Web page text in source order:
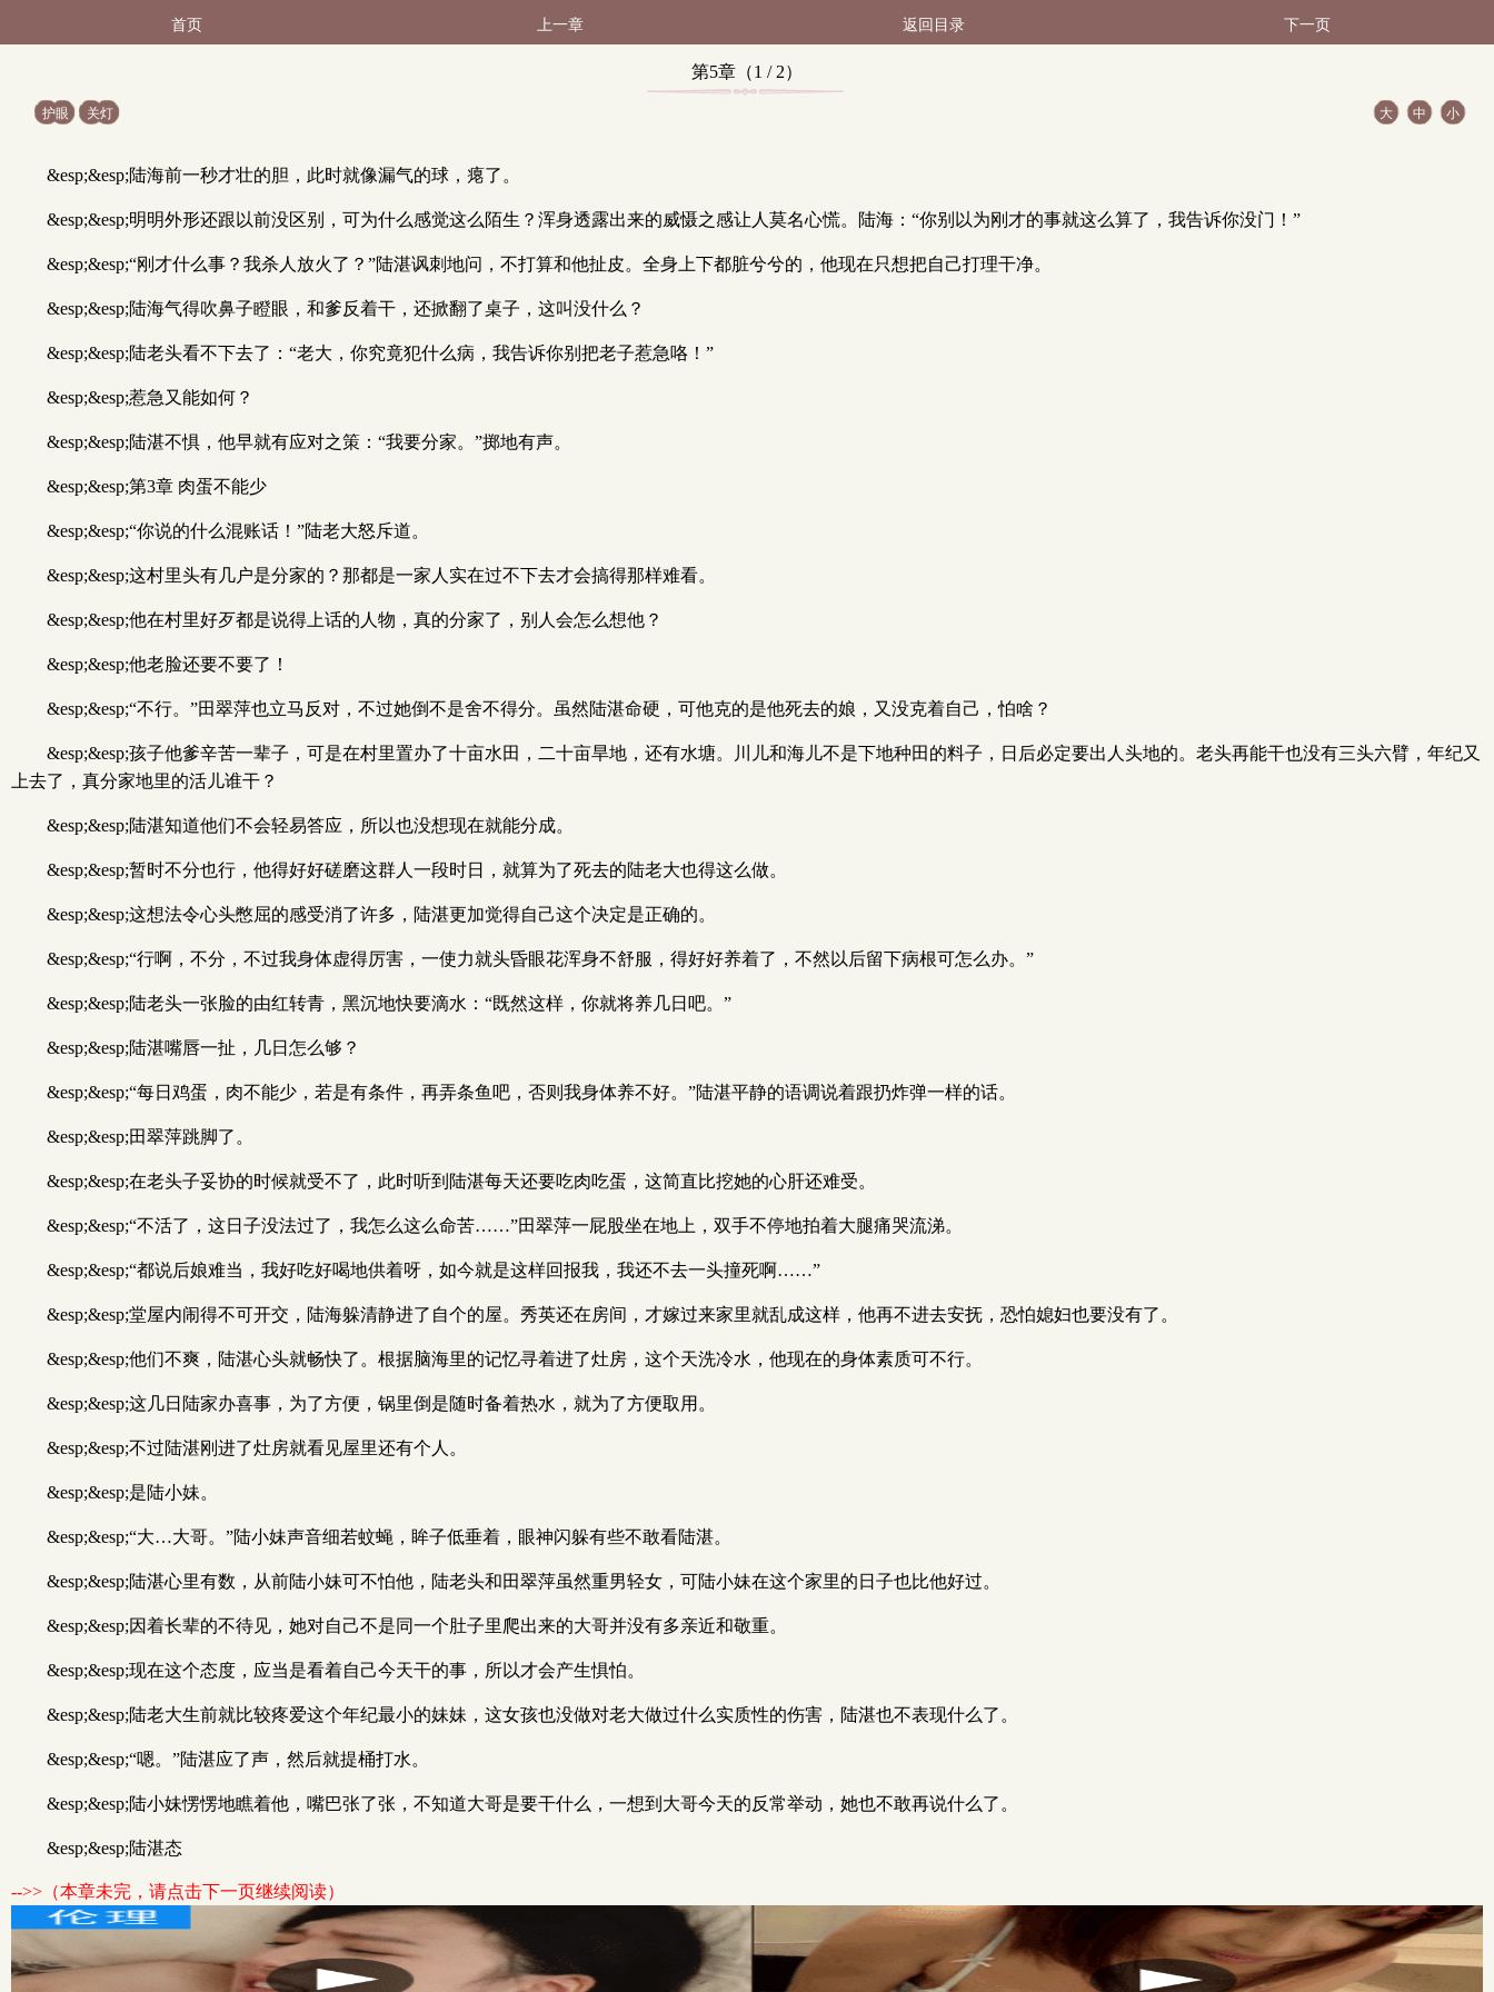
首页 上一章 返回目录 下一页
第5章（1 / 2）
护眼 关灯 大 中 小
&esp;&esp;陆海前一秒才壮的胆，此时就像漏气的球，瘪了。
&esp;&esp;明明外形还跟以前没区别，可为什么感觉这么陌生？浑身透露出来的威慑之感让人莫名心慌。陆海：“你别以为刚才的事就这么算了，我告诉你没门！”
&esp;&esp;“刚才什么事？我杀人放火了？”陆湛讽刺地问，不打算和他扯皮。全身上下都脏兮兮的，他现在只想把自己打理干净。
&esp;&esp;陆海气得吹鼻子瞪眼，和爹反着干，还掀翻了桌子，这叫没什么？
&esp;&esp;陆老头看不下去了：“老大，你究竟犯什么病，我告诉你别把老子惹急咯！”
&esp;&esp;惹急又能如何？
&esp;&esp;陆湛不惧，他早就有应对之策：“我要分家。”掷地有声。
&esp;&esp;第3章 肉蛋不能少
&esp;&esp;“你说的什么混账话！”陆老大怒斥道。
&esp;&esp;这村里头有几户是分家的？那都是一家人实在过不下去才会搞得那样难看。
&esp;&esp;他在村里好歹都是说得上话的人物，真的分家了，别人会怎么想他？
&esp;&esp;他老脸还要不要了！
&esp;&esp;“不行。”田翠萍也立马反对，不过她倒不是舍不得分。虽然陆湛命硬，可他克的是他死去的娘，又没克着自己，怕啥？
&esp;&esp;孩子他爹辛苦一辈子，可是在村里置办了十亩水田，二十亩旱地，还有水塘。川儿和海儿不是下地种田的料子，日后必定要出人头地的。老头再能干也没有三头六臂，年纪又
上去了，真分家地里的活儿谁干？
&esp;&esp;陆湛知道他们不会轻易答应，所以也没想现在就能分成。
&esp;&esp;暂时不分也行，他得好好磋磨这群人一段时日，就算为了死去的陆老大也得这么做。
&esp;&esp;这想法令心头憋屈的感受消了许多，陆湛更加觉得自己这个决定是正确的。
&esp;&esp;“行啊，不分，不过我身体虚得厉害，一使力就头昏眼花浑身不舒服，得好好养着了，不然以后留下病根可怎么办。”
&esp;&esp;陆老头一张脸的由红转青，黑沉地快要滴水：“既然这样，你就将养几日吧。”
&esp;&esp;陆湛嘴唇一扯，几日怎么够？
&esp;&esp;“每日鸡蛋，肉不能少，若是有条件，再弄条鱼吧，否则我身体养不好。”陆湛平静的语调说着跟扔炸弹一样的话。
&esp;&esp;田翠萍跳脚了。
&esp;&esp;在老头子妥协的时候就受不了，此时听到陆湛每天还要吃肉吃蛋，这简直比挖她的心肝还难受。
&esp;&esp;“不活了，这日子没法过了，我怎么这么命苦……”田翠萍一屁股坐在地上，双手不停地拍着大腿痛哭流涕。
&esp;&esp;“都说后娘难当，我好吃好喝地供着呀，如今就是这样回报我，我还不去一头撞死啊……”
&esp;&esp;堂屋内闹得不可开交，陆海躲清静进了自个的屋。秀英还在房间，才嫁过来家里就乱成这样，他再不进去安抚，恐怕媳妇也要没有了。
&esp;&esp;他们不爽，陆湛心头就畅快了。根据脑海里的记忆寻着进了灶房，这个天洗冷水，他现在的身体素质可不行。
&esp;&esp;这几日陆家办喜事，为了方便，锅里倒是随时备着热水，就为了方便取用。
&esp;&esp;不过陆湛刚进了灶房就看见屋里还有个人。
&esp;&esp;是陆小妹。
&esp;&esp;“大…大哥。”陆小妹声音细若蚊蝇，眸子低垂着，眼神闪躲有些不敢看陆湛。
&esp;&esp;陆湛心里有数，从前陆小妹可不怕他，陆老头和田翠萍虽然重男轻女，可陆小妹在这个家里的日子也比他好过。
&esp;&esp;因着长辈的不待见，她对自己不是同一个肚子里爬出来的大哥并没有多亲近和敬重。
&esp;&esp;现在这个态度，应当是看着自己今天干的事，所以才会产生惧怕。
&esp;&esp;陆老大生前就比较疼爱这个年纪最小的妹妹，这女孩也没做对老大做过什么实质性的伤害，陆湛也不表现什么了。
&esp;&esp;“嗯。”陆湛应了声，然后就提桶打水。
&esp;&esp;陆小妹愣愣地瞧着他，嘴巴张了张，不知道大哥是要干什么，一想到大哥今天的反常举动，她也不敢再说什么了。
&esp;&esp;陆湛态
-->>（本章未完，请点击下一页继续阅读）